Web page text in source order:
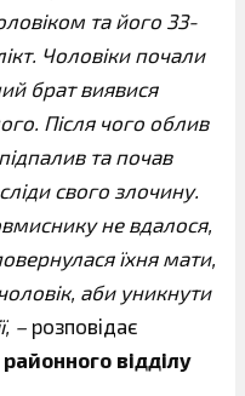
та його 33-
Чоловіки почали
брат виявися
Після чого облив
та почав
свого злочину.
не вдалося,
їхня мати,
аби уникнути
– розповідає
відділу